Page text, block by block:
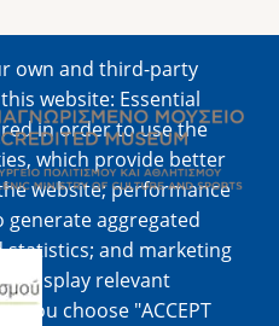
own and third-party
website: Essential
in order to use the
which provide better
website; performance
generate aggregated
statistics; and marketing
display relevant
you choose "ACCEPT